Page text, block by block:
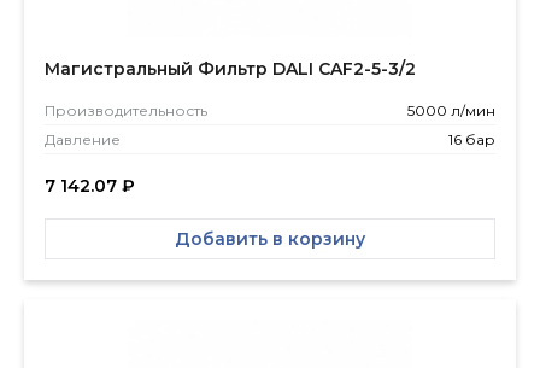
Магистральный Фильтр DALI CAF2-5-3/2
Производитель­ность
5000 л/мин
Давление
16 бар
7 142.07 ₽
Добавить в корзину